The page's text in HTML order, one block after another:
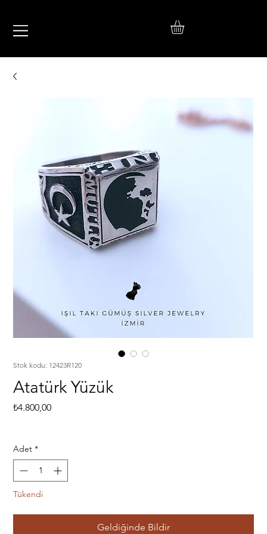
TAKI
Stok kodu: 12423R120
Atatürk Yüzük
₺4.800,00Fiyat
Adet *
Tükendi
Geldiğinde Bildir